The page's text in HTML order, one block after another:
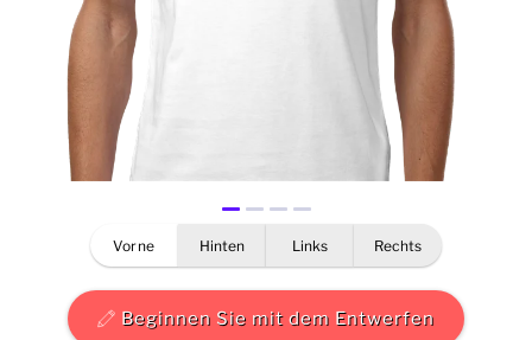
Fleece & Jacken
Warnschutzkleidung
Herren
Baby
vorne hinten links rechts
Beginnen Sie mit dem Entwerfen